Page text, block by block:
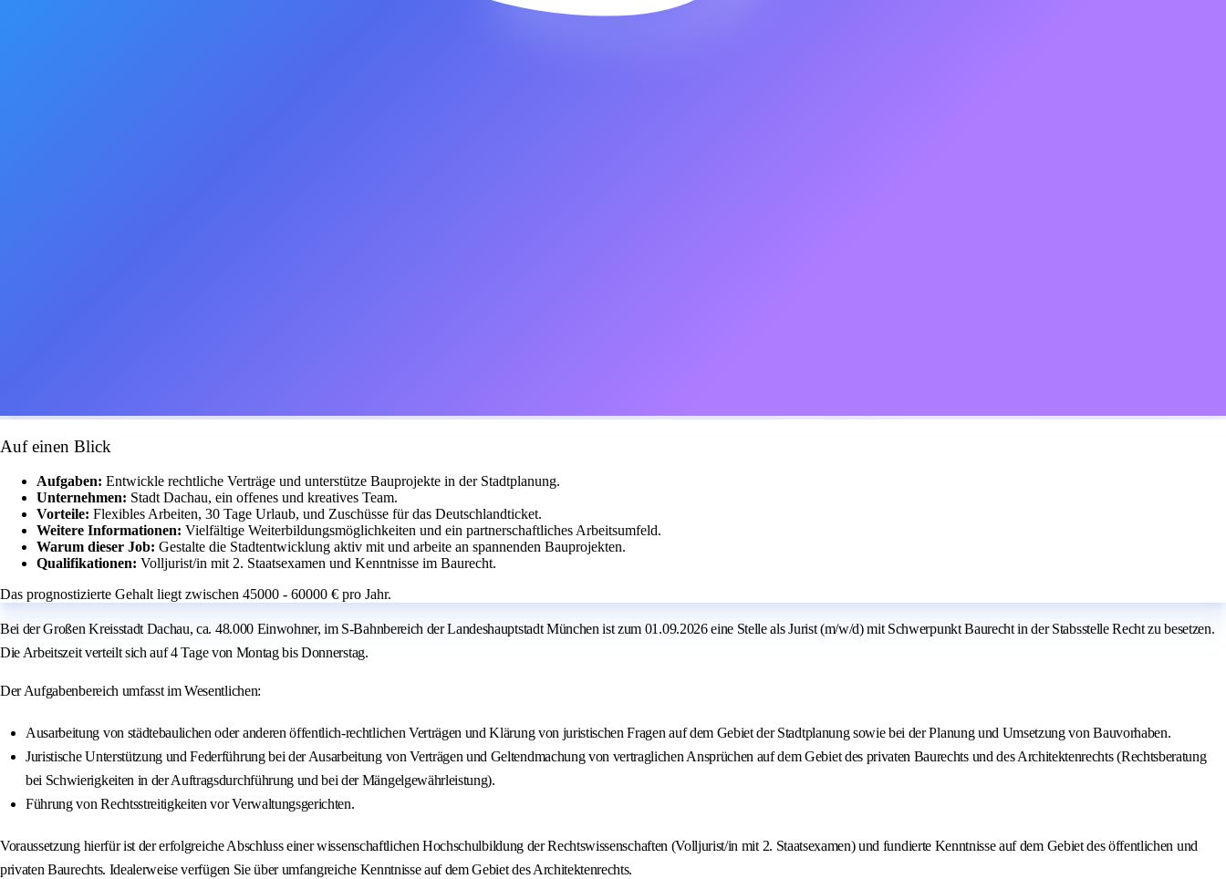
Auf einen Blick
Aufgaben: Entwickle rechtliche Verträge und unterstütze Bauprojekte in der Stadtplanung.
Unternehmen: Stadt Dachau, ein offenes und kreatives Team.
Vorteile: Flexibles Arbeiten, 30 Tage Urlaub, und Zuschüsse für das Deutschlandticket.
Weitere Informationen: Vielfältige Weiterbildungsmöglichkeiten und ein partnerschaftliches Arbeitsumfeld.
Warum dieser Job: Gestalte die Stadtentwicklung aktiv mit und arbeite an spannenden Bauprojekten.
Qualifikationen: Volljurist/in mit 2. Staatsexamen und Kenntnisse im Baurecht.
Das prognostizierte Gehalt liegt zwischen 45000 - 60000 € pro Jahr.
Bei der Großen Kreisstadt Dachau, ca. 48.000 Einwohner, im S-Bahnbereich der Landeshauptstadt München ist zum 01.09.2026 eine Stelle als Jurist (m/w/d) mit Schwerpunkt Baurecht in der Stabsstelle Recht zu besetzen.
Die Arbeitszeit verteilt sich auf 4 Tage von Montag bis Donnerstag.
Der Aufgabenbereich umfasst im Wesentlichen:
Ausarbeitung von städtebaulichen oder anderen öffentlich-rechtlichen Verträgen und Klärung von juristischen Fragen auf dem Gebiet der Stadtplanung sowie bei der Planung und Umsetzung von Bauvorhaben.
Juristische Unterstützung und Federführung bei der Ausarbeitung von Verträgen und Geltendmachung von vertraglichen Ansprüchen auf dem Gebiet des privaten Baurechts und des Architektenrechts (Rechtsberatung
bei Schwierigkeiten in der Auftragsdurchführung und bei der Mängelgewährleistung).
Führung von Rechtsstreitigkeiten vor Verwaltungsgerichten.
Voraussetzung hierfür ist der erfolgreiche Abschluss einer wissenschaftlichen Hochschulbildung der Rechtswissenschaften (Volljurist/in mit 2. Staatsexamen) und fundierte Kenntnisse auf dem Gebiet des öffentlichen und
privaten Baurechts. Idealerweise verfügen Sie über umfangreiche Kenntnisse auf dem Gebiet des Architektenrechts.